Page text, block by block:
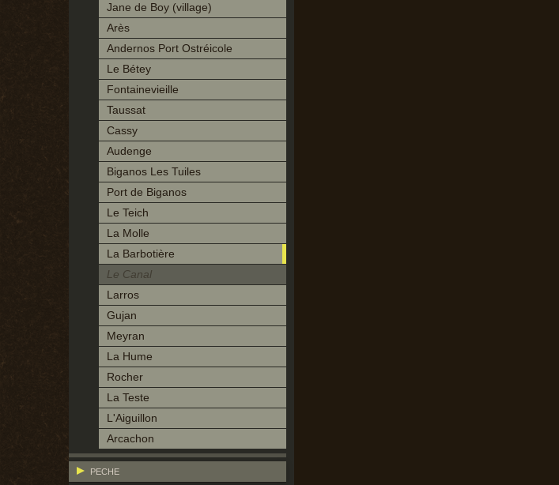
Jane de Boy (village)
Arès
Andernos Port Ostréicole
Le Bétey
Fontainevieille
Taussat
Cassy
Audenge
Biganos Les Tuiles
Port de Biganos
Le Teich
La Molle
La Barbotière
Le Canal
Larros
Gujan
Meyran
La Hume
Rocher
La Teste
L'Aiguillon
Arcachon
PECHE